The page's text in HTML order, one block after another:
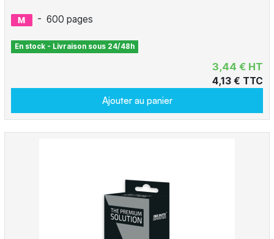
- 600 pages
En stock - Livraison sous 24/48h
3,44 € HT
4,13 € TTC
Ajouter au panier